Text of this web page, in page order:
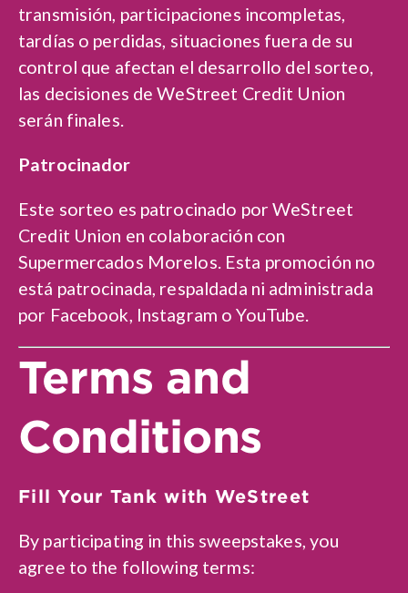
transmisión, participaciones incompletas,
tardías o perdidas, situaciones fuera de su
control que afectan el desarrollo del sorteo,
las decisiones de WeStreet Credit Union
serán finales.
Patrocinador
Este sorteo es patrocinado por WeStreet
Credit Union en colaboración con
Supermercados Morelos. Esta promoción no
está patrocinada, respaldada ni administrada
por Facebook, Instagram o YouTube.
Terms and
Conditions
Fill Your Tank with WeStreet
By participating in this sweepstakes, you
agree to the following terms: